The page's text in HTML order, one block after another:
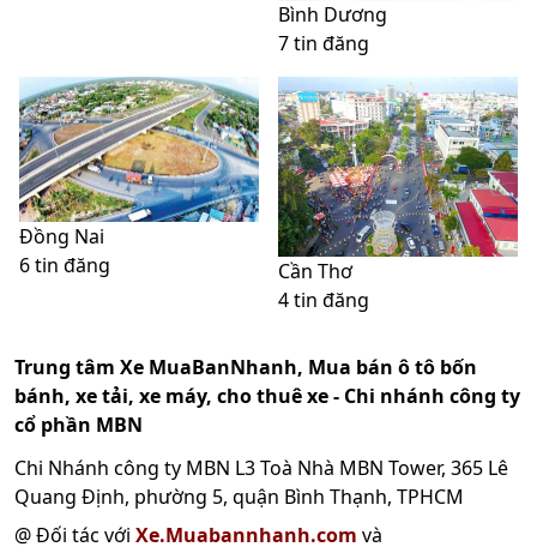
Bình Dương
7 tin đăng
Đồng Nai
6 tin đăng
Cần Thơ
4 tin đăng
Trung tâm Xe MuaBanNhanh, Mua bán ô tô bốn
bánh, xe tải, xe máy, cho thuê xe - Chi nhánh công ty
cổ phần MBN
Chi Nhánh công ty MBN L3 Toà Nhà MBN Tower, 365 Lê
Quang Định, phường 5, quận Bình Thạnh, TPHCM
@ Đối tác với Xe.Muabannhanh.com và